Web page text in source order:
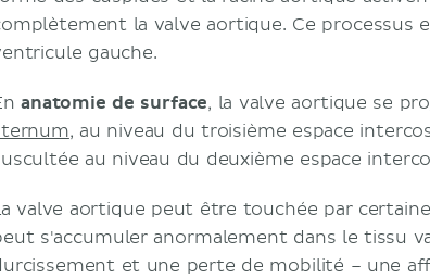
la valve aortique. Ce processus
gauche.
anatomie de surface, la valve aortique se
, au niveau du troisième espace
au niveau du deuxième espace
valve aortique peut être touchée par
s'accumuler anormalement dans le tissu
et une perte de mobilité – une